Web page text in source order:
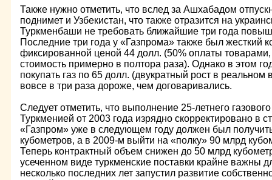
Также нужно отметить, что вслед за Ашхабадом
поднимет и Узбекистан, что также отразится на
Туркменбаши не требовать ближайшие три года
Последние три года у «Газпрома» также был жесткий
фиксированной ценой 44 долл. (50% оплаты
стоимость примерно в полтора раза). Однако в этом
покупать газ по 65 долл. (двукратный рост в
вовсе в три раза дороже, чем договаривались.
Следует отметить, что выполнение 25-летнего
Туркменией от 2003 года изрядно скорректировано в
«Газпром» уже в следующем году должен был
кубометров, а в 2009-м выйти на «полку» 90 млрд
Теперь контрактный объем снижен до 50 млрд
усеченном виде туркменские поставки крайне важны
несколько последних лет запустил развитие